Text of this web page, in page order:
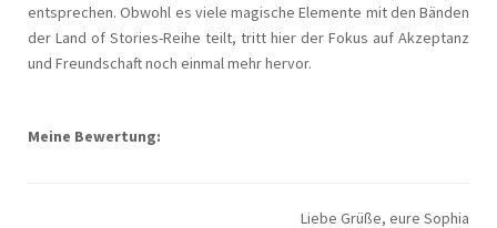
entsprechen. Obwohl es viele magische Elemente mit den Bänden
der Land of Stories-Reihe teilt, tritt hier der Fokus auf Akzeptanz
und Freundschaft noch einmal mehr hervor.
Meine Bewertung:
Liebe Grüße, eure Sophia